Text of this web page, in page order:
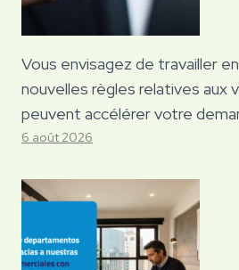
Vous envisagez de travailler
nouvelles règles relatives aux
peuvent accélérer votre
6 août 2026